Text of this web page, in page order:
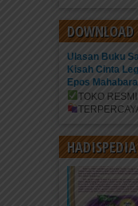
DOWNLOAD
Ulasan Buku
Kisah Cinta
Epos
TOKO
HADISPEDIA